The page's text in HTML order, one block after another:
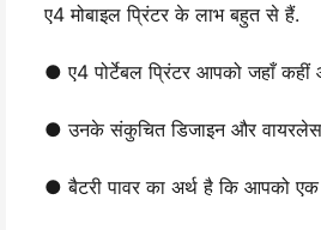
ए4 मोबाइल प्रिंटर के लाभ बहुत से हैं.
● ए4 पोर्टेबल प्रिंटर आपको जहाँ
● उनके संकुचित डिजाइन और वायरलेस
● बैटरी पावर का अर्थ है कि आपको